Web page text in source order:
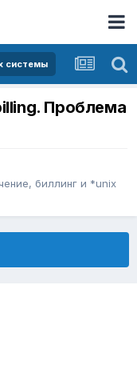
системы
Проблема
биллинг и *unix